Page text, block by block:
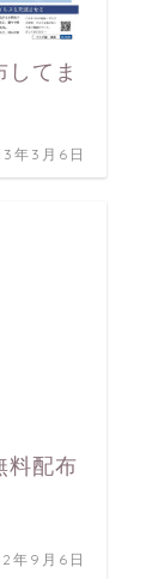
てま
年3月6日
料配布
年9月6日